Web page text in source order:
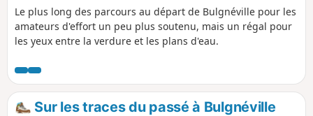
Le plus long des parcours au départ de Bulgnéville pour les
amateurs d'effort un peu plus soutenu, mais un régal pour
les yeux entre la verdure et les plans d'eau.
Sur les traces du passé à Bulgnéville